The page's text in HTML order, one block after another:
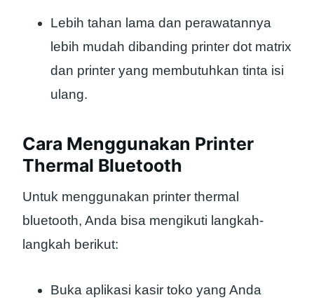
Lebih tahan lama dan perawatannya
lebih mudah dibanding printer dot matrix
dan printer yang membutuhkan tinta isi
ulang.
Cara Menggunakan Printer
Thermal Bluetooth
Untuk menggunakan printer thermal
bluetooth, Anda bisa mengikuti langkah-
langkah berikut:
Buka aplikasi kasir toko yang Anda